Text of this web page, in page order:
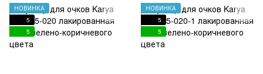
НОВИНКА
5
5
НОВИНКА
5
5